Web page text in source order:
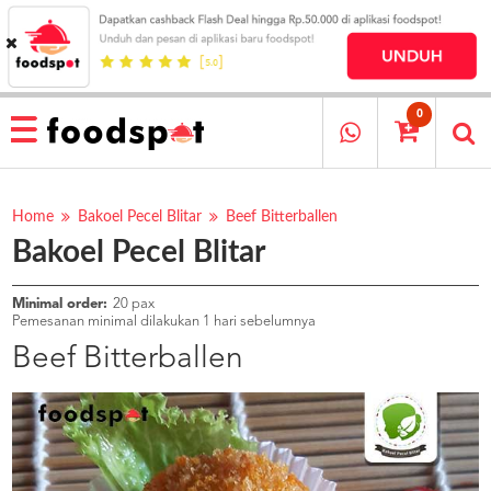
HOME
MENU
RESTAURANT
PESAN
OUR
COMPANY
KATA
MEREKA
KATALOG
LOYALTY
PROGRAM
FAQ
ABOUT
0
Home Bakoel Pecel Blitar Beef Bitterballen
Bakoel Pecel Blitar
Minimal order: 20 pax
Pemesanan minimal dilakukan 1 hari sebelumnya
Beef Bitterballen